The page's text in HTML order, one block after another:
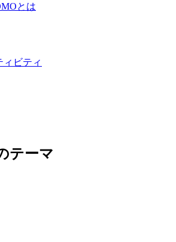
とは
ィビティ
テーマ